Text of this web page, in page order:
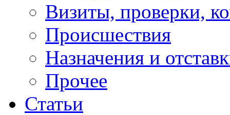
Визиты, проверки,
Происшествия
Назначения и
Прочее
Статьи